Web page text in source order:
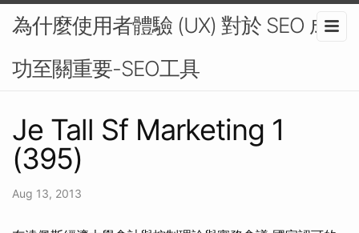
為什麼使用者體驗 (UX) 對於 SEO 成
功至關重要-SEO工具
Je Tall Sf Marketing 1
(395)
Aug 13, 2013